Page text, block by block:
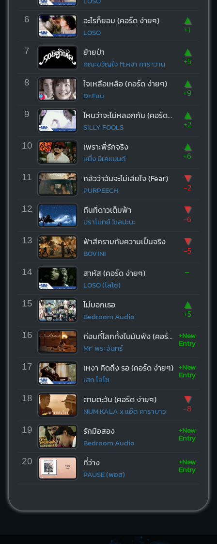
6 อะไรก็ยอม (คอร์ด ง่ายๆ)
LOSO
▲
+1
7 ย้ายป่า
คณะขวัญใจ ft.หงา คาราวาน
▲
+5
8 ใจเหลือเหลือ (คอร์ด ง่ายๆ)
Dr.Fuu
▲
+9
9 ไหนว่าจะไม่หลอกกัน (คอร์ด ง่ายๆ)
SILLY FOOLS
▲
+2
10 เพราะพี่รักจริง
หนึ่ง บีเคแบนด์
▲
+6
11 กลัวว่าฉันจะไม่เสียใจ (Fear)
PURPEECH
▼
-2
12 คืนที่ดาวเต็มฟ้า
ปราโมทย์ วิเลปะนะ
▼
-6
13 ฟ้าสีครามกับความเป็นจริง
BOVINI
▼
-5
14 สาหัส (คอร์ด ง่ายๆ)
LOSO (โลโซ)
-
15 ไม่บอกเธอ
Bedroom Audio
▲
+5
16 ก่อนที่โลกทั้งใบมันพัง (คอร์ด ง่ายๆ)
Mr’ พระจันทร์
+New
Entry
17 เหงา คิดถึง รอ (คอร์ด ง่ายๆ)
เสก โลโซ
+New
Entry
18 ตามตะวัน (คอร์ด ง่ายๆ)
NUM KALA x แอ๊ด คาราบาว
▼
-8
19 รักมือสอง
Bedroom Audio
+New
Entry
20 ที่ว่าง
PAUSE (พอส)
+New
Entry